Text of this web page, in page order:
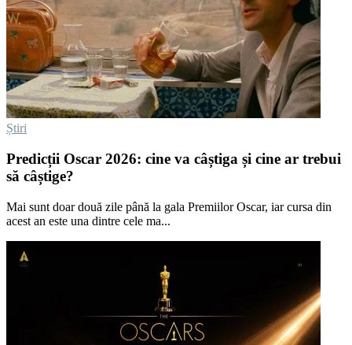
Știri
Predicții Oscar 2026: cine va câștiga și cine ar trebui
să câștige?
Mai sunt doar două zile până la gala Premiilor Oscar, iar cursa din
acest an este una dintre cele ma...